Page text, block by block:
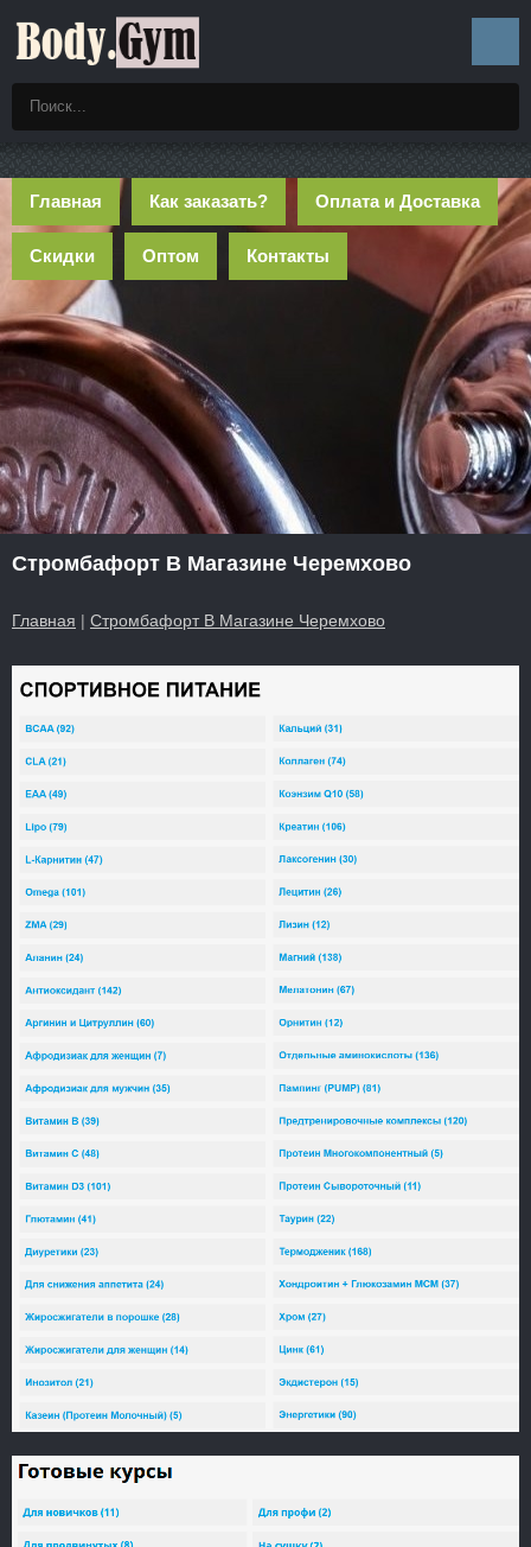
Главная Как заказать? Оплата и Доставка
Скидки Оптом Контакты
Стромбафорт В Магазине Черемхово
Главная | Стромбафорт В Магазине Черемхово